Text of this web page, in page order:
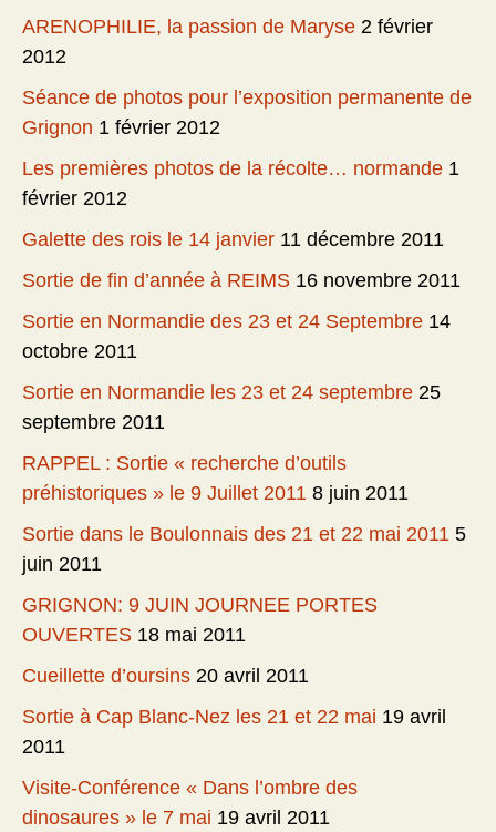
ARENOPHILIE, la passion de Maryse 2 février
2012
Séance de photos pour l’exposition permanente de
Grignon 1 février 2012
Les premières photos de la récolte… normande 1
février 2012
Galette des rois le 14 janvier 11 décembre 2011
Sortie de fin d’année à REIMS 16 novembre 2011
Sortie en Normandie des 23 et 24 Septembre 14
octobre 2011
Sortie en Normandie les 23 et 24 septembre 25
septembre 2011
RAPPEL : Sortie « recherche d’outils
préhistoriques » le 9 Juillet 2011 8 juin 2011
Sortie dans le Boulonnais des 21 et 22 mai 2011 5
juin 2011
GRIGNON: 9 JUIN JOURNEE PORTES
OUVERTES 18 mai 2011
Cueillette d’oursins 20 avril 2011
Sortie à Cap Blanc-Nez les 21 et 22 mai 19 avril
2011
Visite-Conférence « Dans l’ombre des
dinosaures » le 7 mai 19 avril 2011